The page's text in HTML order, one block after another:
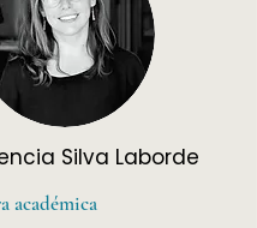
Silva Laborde
académica